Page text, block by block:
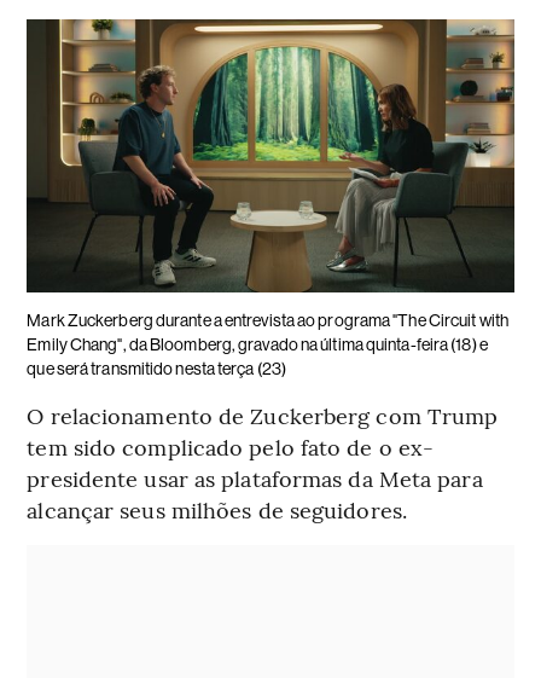
Mark Zuckerberg durante a entrevista ao programa "The Circuit with
Emily Chang", da Bloomberg, gravado na última quinta-feira (18) e
que será transmitido nesta terça (23)
O relacionamento de Zuckerberg com Trump
tem sido complicado pelo fato de o ex-
presidente usar as plataformas da Meta para
alcançar seus milhões de seguidores.